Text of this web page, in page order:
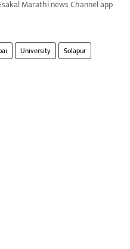
Marathi news Channel app
University Solapur